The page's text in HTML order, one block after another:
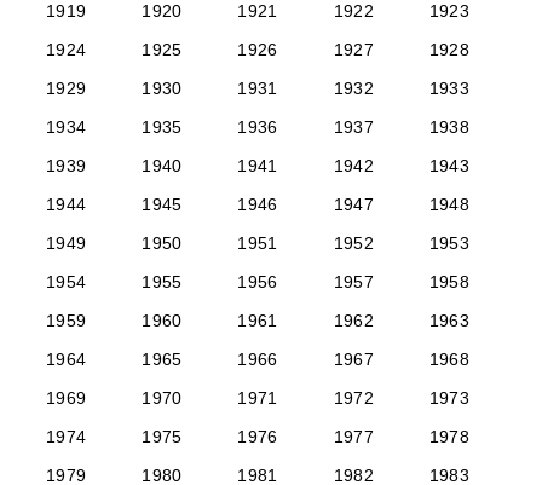
1919
1920 1921 1922
1923
1924
1925 1926 1927
1928
1929
1930 1931 1932
1933
1934
1935 1936 1937
1938
1939
1940 1941 1942
1943
1944
1945 1946 1947
1948
1949
1950 1951 1952
1953
1954
1955 1956 1957
1958
1959
1960 1961 1962
1963
1964
1965 1966 1967
1968
1969
1970 1971 1972
1973
1974
1975 1976 1977
1978
1979
1980 1981 1982 1983